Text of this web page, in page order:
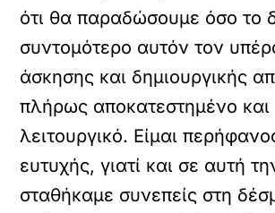
ότι θα παραδώσουμε όσο το
συντομότερο αυτόν τον
άσκησης και δημιουργικής
πλήρως αποκατεστημένο και
λειτουργικό. Είμαι
ευτυχής, γιατί και σε αυτή
σταθήκαμε συνεπείς στη